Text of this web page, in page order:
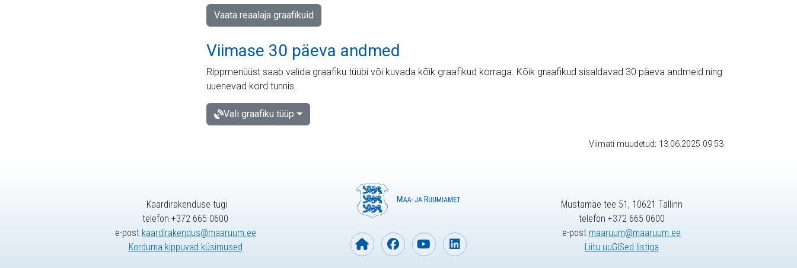
Vaata reaalaja graafikuid
Viimase 30 päeva andmed
Rippmenüüst saab valida graafiku tüübi või kuvada kõik graafikud korraga. Kõik graafikud sisaldavad 30 päeva andmeid ning
uuenevad kord tunnis.
Vali graafiku tüüp
Viimati muudetud: 13.06.2025 09:53
Kaardirakenduse tugi
telefon +372 665 0600
e-post kaardirakendus@maaruum.ee
Korduma kippuvad küsimused
Mustamäe tee 51, 10621 Tallinn
telefon +372 665 0600
e-post maaruum@maaruum.ee
Liitu uuGISed listiga